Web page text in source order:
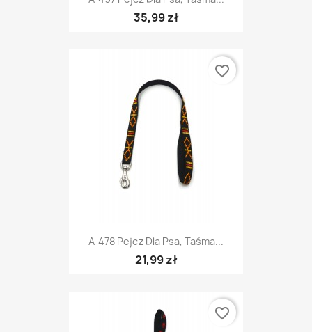
35,99 zł
A-478 Pejcz Dla Psa, Taśma...
21,99 zł
favorite_border
favorite_border